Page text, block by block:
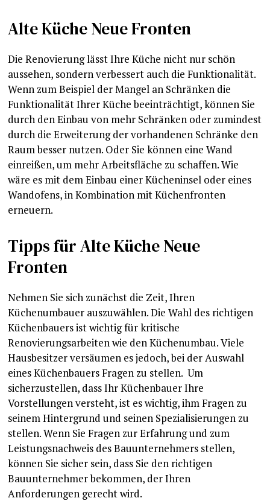
Alte Küche Neue Fronten
Die Renovierung lässt Ihre Küche nicht nur schön
aussehen, sondern verbessert auch die Funktionalität.
Wenn zum Beispiel der Mangel an Schränken die
Funktionalität Ihrer Küche beeinträchtigt, können Sie
durch den Einbau von mehr Schränken oder zumindest
durch die Erweiterung der vorhandenen Schränke den
Raum besser nutzen. Oder Sie können eine Wand
einreißen, um mehr Arbeitsfläche zu schaffen. Wie
wäre es mit dem Einbau einer Kücheninsel oder eines
Wandofens, in Kombination mit Küchenfronten
erneuern.
Tipps für Alte Küche Neue
Fronten
Nehmen Sie sich zunächst die Zeit, Ihren
Küchenumbauer auszuwählen. Die Wahl des richtigen
Küchenbauers ist wichtig für kritische
Renovierungsarbeiten wie den Küchenumbau. Viele
Hausbesitzer versäumen es jedoch, bei der Auswahl
eines Küchenbauers Fragen zu stellen. Um
sicherzustellen, dass Ihr Küchenbauer Ihre
Vorstellungen versteht, ist es wichtig, ihm Fragen zu
seinem Hintergrund und seinen Spezialisierungen zu
stellen. Wenn Sie Fragen zur Erfahrung und zum
Leistungsnachweis des Bauunternehmers stellen,
können Sie sicher sein, dass Sie den richtigen
Bauunternehmer bekommen, der Ihren
Anforderungen gerecht wird.